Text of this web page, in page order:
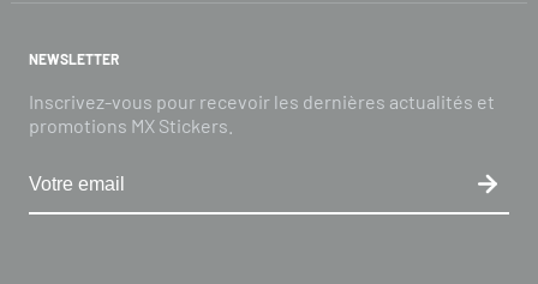
NEWSLETTER
Inscrivez-vous pour recevoir les dernières actualités et
promotions MX Stickers.